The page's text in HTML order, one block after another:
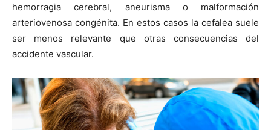
hemorragia cerebral, aneurisma o malformación
arteriovenosa congénita. En estos casos la cefalea suele
ser menos relevante que otras consecuencias del
accidente vascular.